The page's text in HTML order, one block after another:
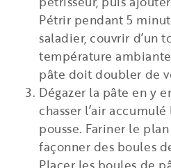
Pétrir pendant 5
saladier, couvrir d’un
température
pâte doit doubler de
Dégazer la pâte en y
chasser l’air
pousse. Fariner le
façonner des boules